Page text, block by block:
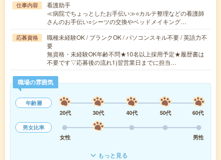
仕事内容
看護助手
≪病院でちょっとしたお手伝い≫○カルテ整理などの看護師
さんのお手伝い○シーツの交換やベッドメイキング…
応募資格
職種未経験OK / ブランクOK / パソコンスキル不要 / 英語力不
要
無資格・未経験OK年齢不問★10名以上採用予定★履歴書は
不要です▽応募後の流れ1)翌営業日までに担当…
職場の雰囲気
年齢層
20代
30代 40代 50代
60代
男女比率
女性
男性
もっと見る